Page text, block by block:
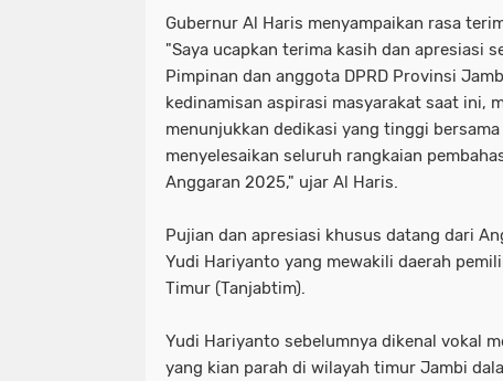
​Gubernur Al Haris menyampaikan rasa
"Saya ucapkan terima kasih dan apresiasi
Pimpinan dan anggota DPRD Provinsi
kedinamisan aspirasi masyarakat saat ini,
menunjukkan dedikasi yang tinggi
menyelesaikan seluruh rangkaian
Anggaran 2025," ujar Al Haris.
​Pujian dan apresiasi khusus datang dari
Yudi Hariyanto yang mewakili daerah
Timur (Tanjabtim).
​Yudi Hariyanto sebelumnya dikenal vokal
yang kian parah di wilayah timur Jambi